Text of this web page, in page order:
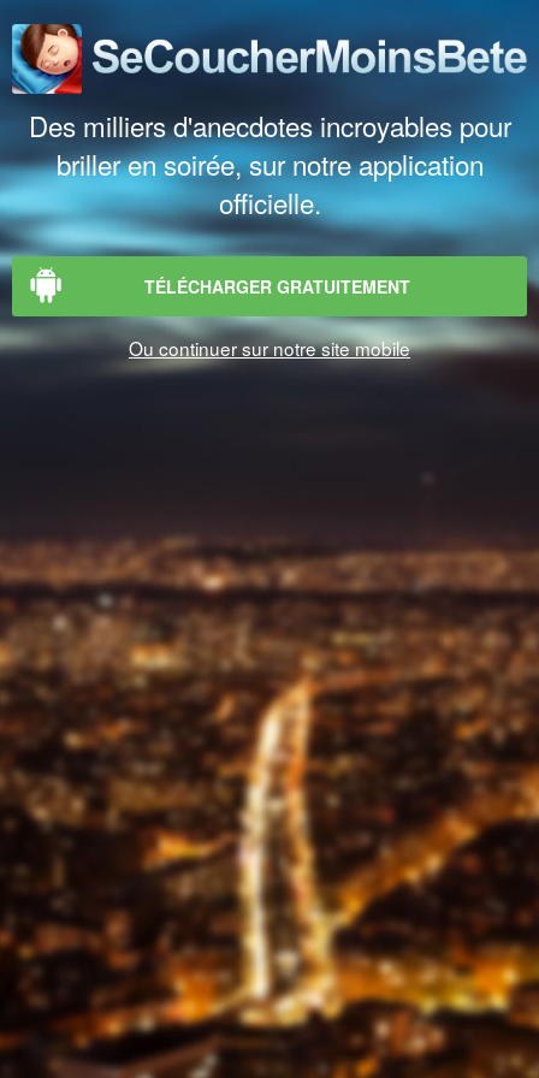
Des milliers d'anecdotes incroyables pour
briller en soirée, sur notre application
officielle.
TÉLÉCHARGER GRATUITEMENT
Ou continuer sur notre site mobile